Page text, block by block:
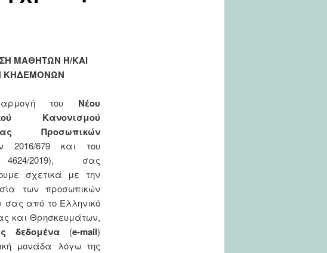
ΜΑΘΗΤΩΝ Ή/ΚΑΙ
ΚΗΔΕΜΟΝΩΝ
του Νέου
Κανονισμού
Προσωπικών
2016/679 και του
2019), σας
σχετικά με την
των προσωπικών
σας από το Ελληνικό
και Θρησκευμάτων,
δεδομένα (e-mail)
μονάδα λόγω της